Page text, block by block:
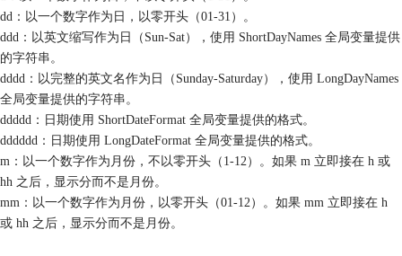
dd：以一个数字作为日，以零开头（01-31）。
ddd：以英文缩写作为日（Sun-Sat），使用 ShortDayNames 全局变量提供
的字符串。
dddd：以完整的英文名作为日（Sunday-Saturday），使用 LongDayNames
全局变量提供的字符串。
ddddd：日期使用 ShortDateFormat 全局变量提供的格式。
dddddd：日期使用 LongDateFormat 全局变量提供的格式。
m：以一个数字作为月份，不以零开头（1-12）。如果 m 立即接在 h 或
hh 之后，显示分而不是月份。
mm：以一个数字作为月份，以零开头（01-12）。如果 mm 立即接在 h
或 hh 之后，显示分而不是月份。